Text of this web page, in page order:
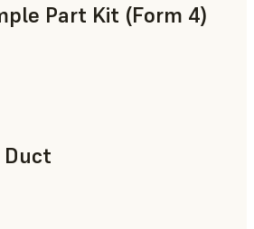
Part Kit (Form 4)
Duct